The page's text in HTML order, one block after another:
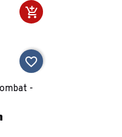
favorite_border